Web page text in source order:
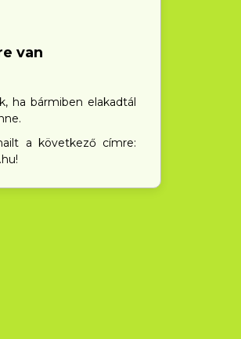
van
ha bármiben elakadtál
a következő címre: